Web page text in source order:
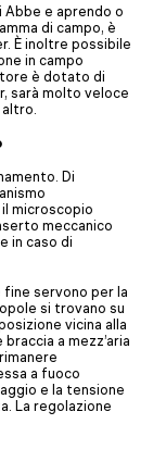
e aprendo o
di campo, è
È inoltre possibile
in campo
è dotato di
sarà molto veloce
Di
microscopio
meccanico
in caso di
fine servono per la
si trovano su
vicina alla
a mezz’aria
a fuoco
e la tensione
La regolazione